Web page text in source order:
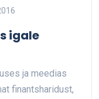
igale
ja meedias
finantsharidust,